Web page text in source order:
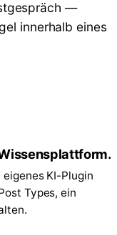
—
innerhalb eines
KI-Plugin
Types, ein